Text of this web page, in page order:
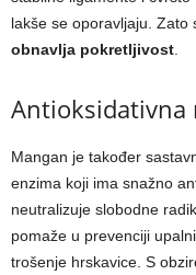
lakše se oporavljaju.
obnavlja pokretljivost
Antioksidativna
Mangan je također
enzima koji ima snažno
neutralizuje slobodne
pomaže u prevenciji
trošenje hrskavice. S